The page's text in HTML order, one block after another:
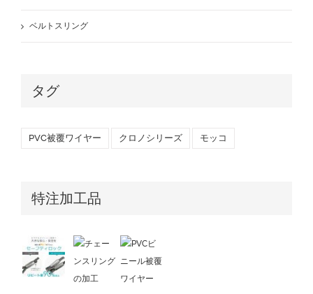
ベルトスリング
タグ
PVC被覆ワイヤー クロノシリーズ モッコ
特注加工品